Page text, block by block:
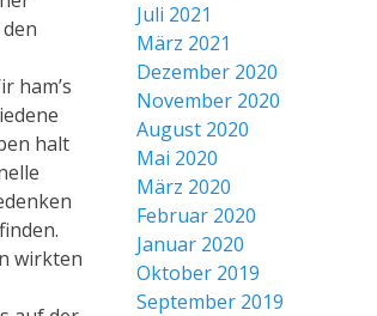
Juli 2021
März 2021
Dezember 2020
November 2020
August 2020
Mai 2020
März 2020
Februar 2020
Januar 2020
Oktober 2019
September 2019